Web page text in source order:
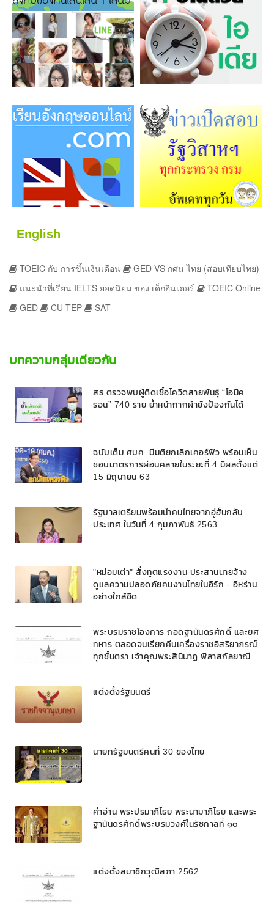
English
TOEIC กับ การขึ้นเงินเดือน
GED VS กศน ไทย (สอบเทียบไทย)
แนะนำที่เรียน IELTS ยอดนิยม ของ เด็กอินเตอร์
TOEIC Online
GED
CU-TEP SAT
บทความกลุ่มเดียวกัน
สธ.ตรวจพบผู้ติดเชื้อโควิดสายพันธุ์ “โอมิค
รอน” 740 ราย ย้ำหน้ากากผ้ายังป้องกันได้
ฉบับเต็ม ศบค. มีมติยกเลิกเคอร์ฟิว พร้อมเห็น
ชอบมาตรการผ่อนคลายในระยะที่ 4 มีผลตั้งแต่
15 มิถุนายน 63
รัฐบาลเตรียมพร้อมนำคนไทยจากอู่ฮั่นกลับ
ประเทศ ในวันที่ 4 กุมภาพันธ์ 2563
"หม่อมเต่า" สั่งทูตแรงงาน ประสานนายจ้าง
ดูแลความปลอดภัยคนงานไทยในอิรัก - อิหร่าน
อย่างใกล้ชิด
พระบรมราชโองการ ถอดฐานันดรศักดิ์ และยศ
ทหาร ตลอดจนเรียกคืนเครื่องราชอิสริยาภรณ์
ทุกชั้นตรา เจ้าคุณพระสินีนาฏ พิลาสกัลยาณี
แต่งตั้งรัฐมนตรี
นายกรัฐมนตรีคนที่ 30 ของไทย
คำอ่าน พระปรมาภิไธย พระนามาภิไธย และพระ
ฐานันดรศักดิ์พระบรมวงศ์ในรัชกาลที่ ๑๐
แต่งตั้งสมาชิกวุฒิสภา 2562